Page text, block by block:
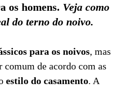
os homens. Veja como
do terno do noivo.
para os noivos, mas
comum de acordo com as
estilo do casamento. A